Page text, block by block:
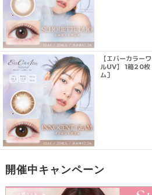
【エバーカラー
ルUV】 1箱20枚
ム］
開催中キャンペーン